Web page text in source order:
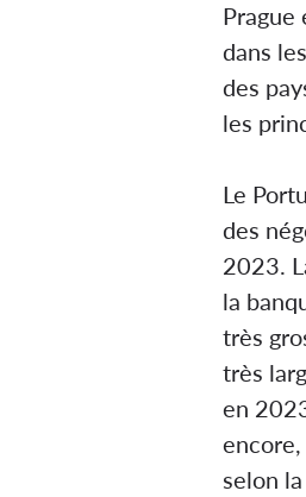
Prague
dans
des
les
Le
des
2023.
la
très
très
en
selon